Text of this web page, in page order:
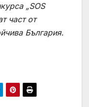
„SOS
част от
България.